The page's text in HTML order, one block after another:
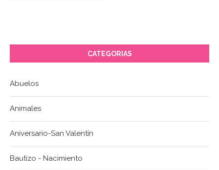
CATEGORIAS
Abuelos
Animales
Aniversario-San Valentín
Bautizo - Nacimiento